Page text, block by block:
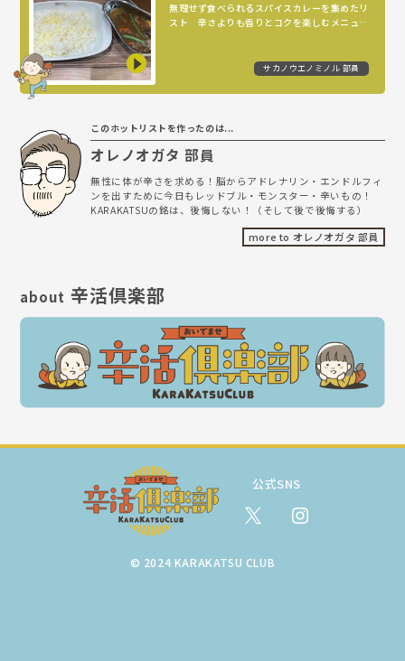
無理せず食べられるスパイスカレーを集めたリ
スト 辛さよりも香りとコクを楽しむメニュー
サカノウエノミノル 部員
このホットリストを作ったのは...
オレノオガタ 部員
無性に体が辛さを求める！脳からアドレナリン・エンドルフィ
ンを出すために今日もレッドブル・モンスター・辛いもの！
KARAKATSUの銘は、後悔しない！（そして後で後悔する）
more to オレノオガタ 部員
about 辛活倶楽部
公式SNS
© 2024 KARAKATSU CLUB